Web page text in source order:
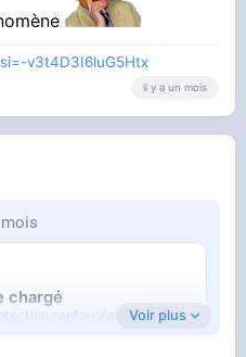
v3t4D3I6luG5Htx
il y a un mois
chargé
renforcée (Firefox).
Voir plus